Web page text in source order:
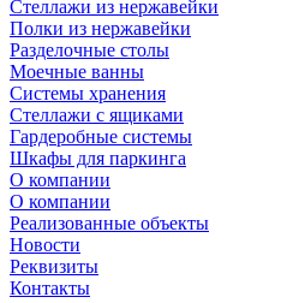
Стеллажи из нержавейки
Полки из нержавейки
Разделочные столы
Моечные ванны
Системы хранения
Стеллажи с ящиками
Гардеробные системы
Шкафы для паркинга
О компании
О компании
Реализованные объекты
Новости
Реквизиты
Контакты